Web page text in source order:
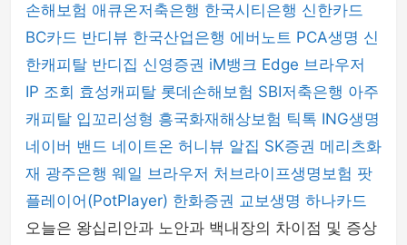
손해보험 애큐온저축은행 한국시티은행 신한카드
BC카드 반디뷰 한국산업은행 에버노트 PCA생명 신
한캐피탈 반디집 신영증권 iM뱅크 Edge 브라우저
IP 조회 효성캐피탈 롯데손해보험 SBI저축은행 아주
캐피탈 입꼬리성형 흥국화재해상보험 틱톡 ING생명
네이버 밴드 네이트온 허니뷰 알집 SK증권 메리츠화
재 광주은행 웨일 브라우저 처브라이프생명보험 팟
플레이어(PotPlayer) 한화증권 교보생명 하나카드
오늘은 왕십리안과 노안과 백내장의 차이점 및 증상